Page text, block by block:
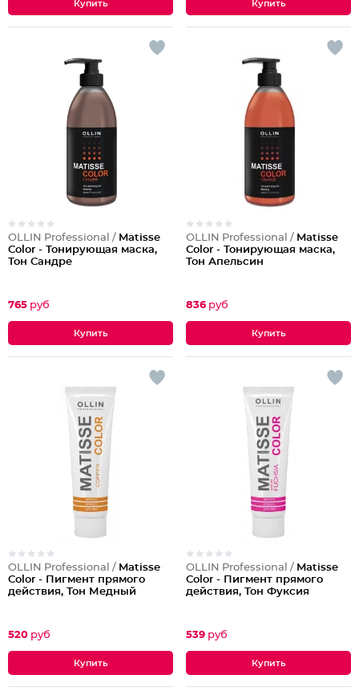
OLLIN Professional / Matisse
Color - Тонирующая маска,
Тон Сандре
765 руб
OLLIN Professional / Matisse
Color - Тонирующая маска,
Тон Апельсин
836 руб
OLLIN Professional / Matisse
Color - Пигмент прямого
действия, Тон Медный
520 руб
OLLIN Professional / Matisse
Color - Пигмент прямого
действия, Тон Фуксия
539 руб